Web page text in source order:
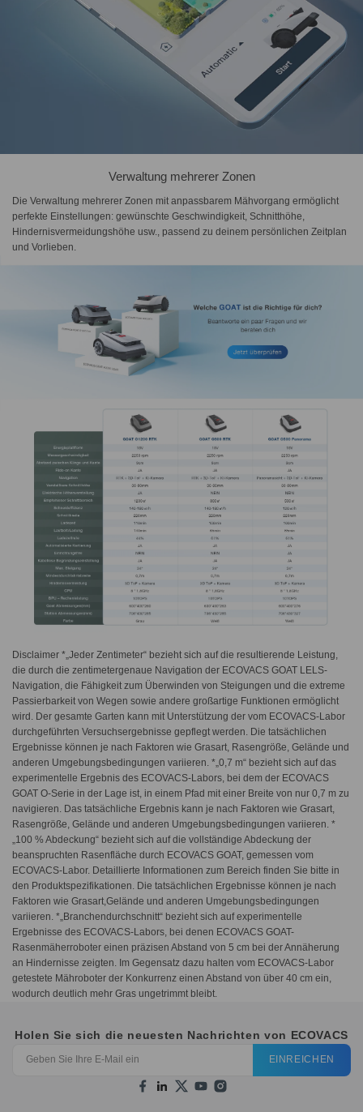
Verwaltung mehrerer Zonen
Die Verwaltung mehrerer Zonen mit anpassbarem Mähvorgang ermöglicht
perfekte Einstellungen: gewünschte Geschwindigkeit, Schnitthöhe,
Hindernisvermeidungshöhe usw., passend zu deinem persönlichen Zeitplan
und Vorlieben.
Disclaimer *„Jeder Zentimeter“ bezieht sich auf die resultierende Leistung,
die durch die zentimetergenaue Navigation der ECOVACS GOAT LELS-
Navigation, die Fähigkeit zum Überwinden von Steigungen und die extreme
Passierbarkeit von Wegen sowie andere großartige Funktionen ermöglicht
wird. Der gesamte Garten kann mit Unterstützung der vom ECOVACS-Labor
durchgeführten Versuchsergebnisse gepflegt werden. Die tatsächlichen
Ergebnisse können je nach Faktoren wie Grasart, Rasengröße, Gelände und
anderen Umgebungsbedingungen variieren. *„0,7 m“ bezieht sich auf das
experimentelle Ergebnis des ECOVACS-Labors, bei dem der ECOVACS
GOAT O-Serie in der Lage ist, in einem Pfad mit einer Breite von nur 0,7 m zu
navigieren. Das tatsächliche Ergebnis kann je nach Faktoren wie Grasart,
Rasengröße, Gelände und anderen Umgebungsbedingungen variieren. *
„100 % Abdeckung“ bezieht sich auf die vollständige Abdeckung der
beanspruchten Rasenfläche durch ECOVACS GOAT, gemessen vom
ECOVACS-Labor. Detaillierte Informationen zum Bereich finden Sie bitte in
den Produktspezifikationen. Die tatsächlichen Ergebnisse können je nach
Faktoren wie Grasart,Gelände und anderen Umgebungsbedingungen
variieren. *„Branchendurchschnitt“ bezieht sich auf experimentelle
Ergebnisse des ECOVACS-Labors, bei denen ECOVACS GOAT-
Rasenmäherroboter einen präzisen Abstand von 5 cm bei der Annäherung
an Hindernisse zeigten. Im Gegensatz dazu halten vom ECOVACS-Labor
getestete Mähroboter der Konkurrenz einen Abstand von über 40 cm ein,
wodurch deutlich mehr Gras ungetrimmt bleibt.
Holen Sie sich die neuesten Nachrichten von ECOVACS
EINREICHEN